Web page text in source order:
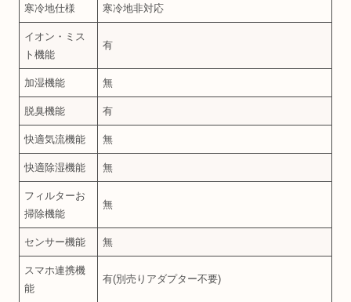
寒冷地仕様 寒冷地非対応
イオン・ミス
ト機能
有
加湿機能 無
脱臭機能 有
快適気流機能 無
快適除湿機能 無
フィルターお
掃除機能
無
センサー機能 無
スマホ連携機
能
有(別売りアダプター不要)